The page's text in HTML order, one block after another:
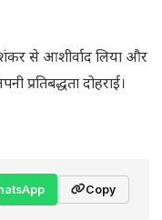
से आशीर्वाद लिया और
प्रतिबद्धता दोहराई।
Copy